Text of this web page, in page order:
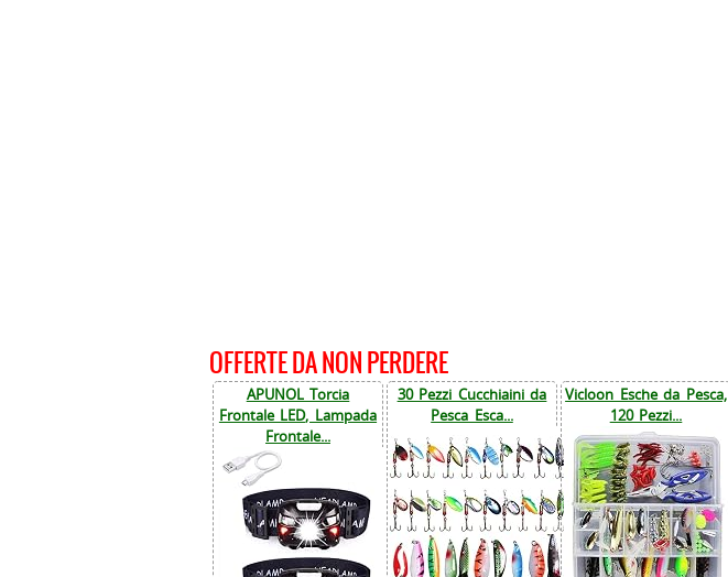
OFFERTE DA NON PERDERE
APUNOL Torcia
Frontale LED, Lampada
Frontale...
30 Pezzi Cucchiaini da
Pesca Esca...
Vicloon Esche da Pesca,
120 Pezzi...